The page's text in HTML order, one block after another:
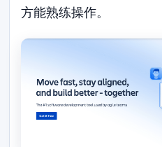
方能熟练操作。